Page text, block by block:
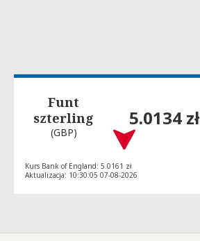
Funt
szterling
(GBP)
5.0134 zł
Kurs Bank of England: 5.0161 zł
Aktualizacja: 10:30:05 07-08-2026